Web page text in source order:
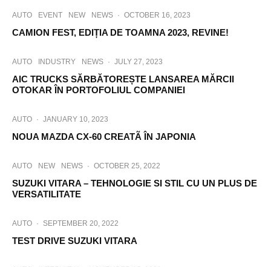
AUTO EVENT NEW NEWS · OCTOBER 16, 2023
CAMION FEST, EDIȚIA DE TOAMNA 2023, REVINE!
AUTO INDUSTRY NEWS · JULY 27, 2023
AIC TRUCKS SĂRBĂTOREȘTE LANSAREA MĂRCII
OTOKAR ÎN PORTOFOLIUL COMPANIEI
AUTO · JANUARY 10, 2023
NOUA MAZDA CX-60 CREATÃ ÎN JAPONIA
AUTO NEW NEWS · OCTOBER 25, 2022
SUZUKI VITARA – TEHNOLOGIE SI STIL CU UN PLUS DE
VERSATILITATE
AUTO · SEPTEMBER 20, 2022
TEST DRIVE SUZUKI VITARA